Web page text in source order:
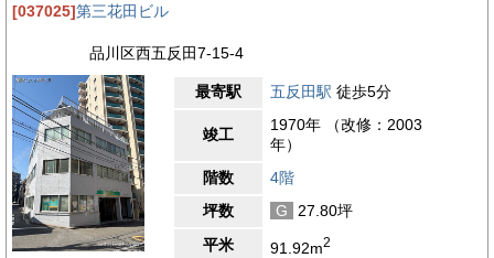
[037025]第三花田ビル
品川区西五反田7-15-4
最寄駅 五反田駅 徒歩5分
竣工
1970年 （改修：2003
年）
階数
4階
坪数
G
27.80坪
平米
91.92m2